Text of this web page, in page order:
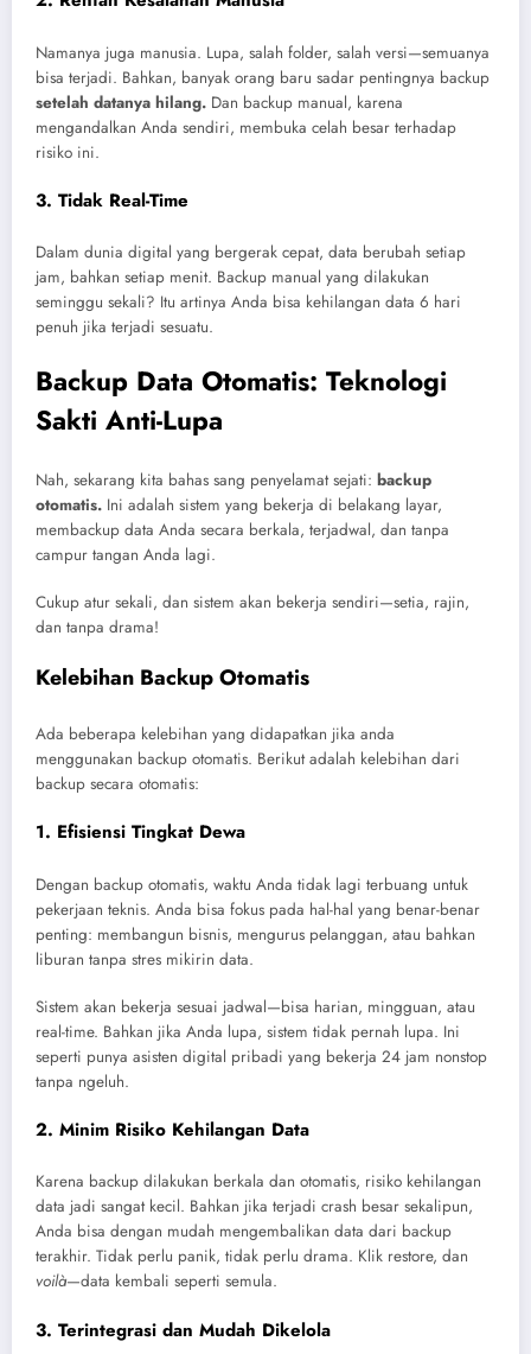
Namanya juga manusia. Lupa, salah folder, salah versi—semuanya
bisa terjadi. Bahkan, banyak orang baru sadar pentingnya backup
setelah datanya hilang. Dan backup manual, karena
mengandalkan Anda sendiri, membuka celah besar terhadap
risiko ini.
3. Tidak Real-Time
Dalam dunia digital yang bergerak cepat, data berubah setiap
jam, bahkan setiap menit. Backup manual yang dilakukan
seminggu sekali? Itu artinya Anda bisa kehilangan data 6 hari
penuh jika terjadi sesuatu.
Backup Data Otomatis: Teknologi
Sakti Anti-Lupa
Nah, sekarang kita bahas sang penyelamat sejati: backup
otomatis. Ini adalah sistem yang bekerja di belakang layar,
membackup data Anda secara berkala, terjadwal, dan tanpa
campur tangan Anda lagi.
Cukup atur sekali, dan sistem akan bekerja sendiri—setia, rajin,
dan tanpa drama!
Kelebihan Backup Otomatis
Ada beberapa kelebihan yang didapatkan jika anda
menggunakan backup otomatis. Berikut adalah kelebihan dari
backup secara otomatis:
1. Efisiensi Tingkat Dewa
Dengan backup otomatis, waktu Anda tidak lagi terbuang untuk
pekerjaan teknis. Anda bisa fokus pada hal-hal yang benar-benar
penting: membangun bisnis, mengurus pelanggan, atau bahkan
liburan tanpa stres mikirin data.
Sistem akan bekerja sesuai jadwal—bisa harian, mingguan, atau
real-time. Bahkan jika Anda lupa, sistem tidak pernah lupa. Ini
seperti punya asisten digital pribadi yang bekerja 24 jam nonstop
tanpa ngeluh.
2. Minim Risiko Kehilangan Data
Karena backup dilakukan berkala dan otomatis, risiko kehilangan
data jadi sangat kecil. Bahkan jika terjadi crash besar sekalipun,
Anda bisa dengan mudah mengembalikan data dari backup
terakhir. Tidak perlu panik, tidak perlu drama. Klik restore, dan
voilà—data kembali seperti semula.
3. Terintegrasi dan Mudah Dikelola